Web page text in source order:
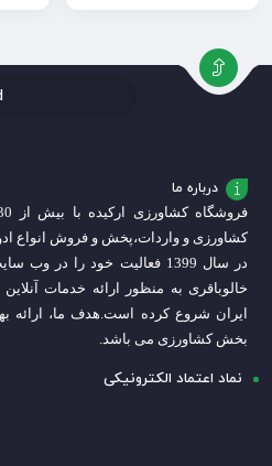
افزودن
به
سبد
افزودن
درباره ما
کشاورزی و واردات،پخش و فروش انواع
در سال 1399 فعالیت خود را در
خالوباقری به منظور ارائه خدمات
ایران شروع کرده است.هدف ما، ارائه
بخش کشاورزی می باشد.
نماد اعتماد الکترونیکی